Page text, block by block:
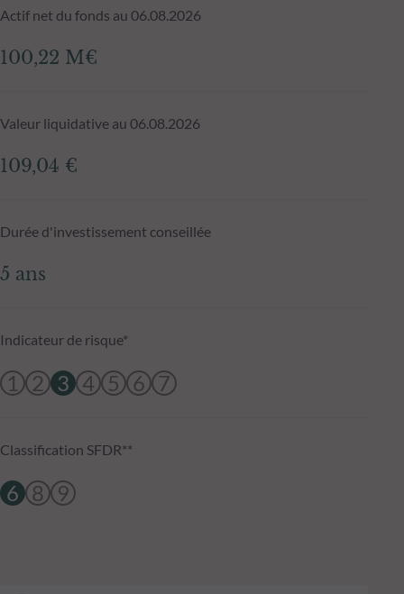
Actif net du fonds au 06.08.2026
100,22 M€
Valeur liquidative au 06.08.2026
109,04 €
Durée d'investissement conseillée
5 ans
Indicateur de risque*
1 2 3 4 5 6 7
Classification SFDR**
6 8 9